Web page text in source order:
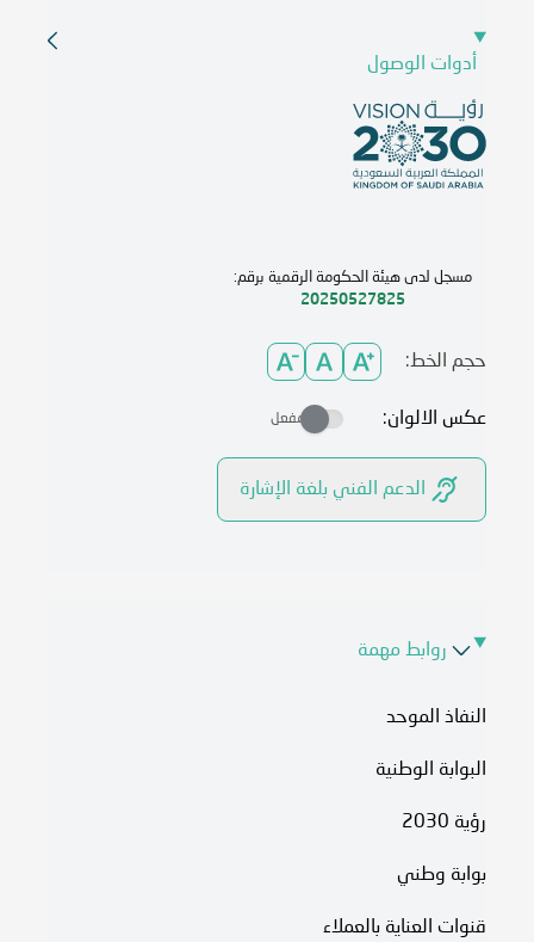
أدوات الوصول
مسجل لدى هيئة الحكومة الرقمية برقم:
20250527825
حجم الخط:
عكس الالوان: مفعل
الدعم الفني بلغة الإشارة
روابط مهمة
النفاذ الموحد
البوابة الوطنية
رؤية 2030
بوابة وطني
قنوات العناية بالعملاء